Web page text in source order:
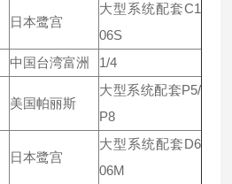
日本鹭宫
大型系统配套C1
06S
中国台湾富洲 1/4
美国帕丽斯
大型系统配套P5/
P8
日本鹭宫
大型系统配套D6
06M